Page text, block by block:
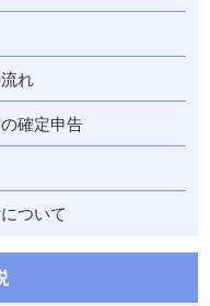
れ
確定申告
ついて